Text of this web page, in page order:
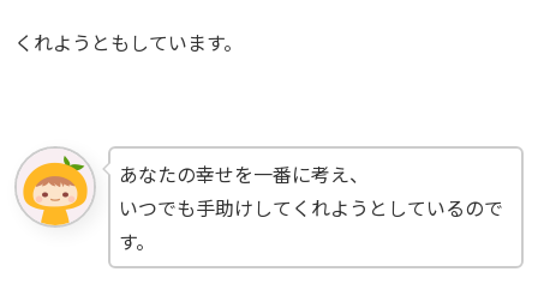
くれようともしています。
あなたの幸せを一番に考え、
いつでも手助けしてくれようとしているので
す。